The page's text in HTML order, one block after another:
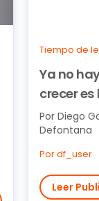
Tiempo de
Ya no
crecer
consigna
Por Diego
Defontana
Por df_user
Leer